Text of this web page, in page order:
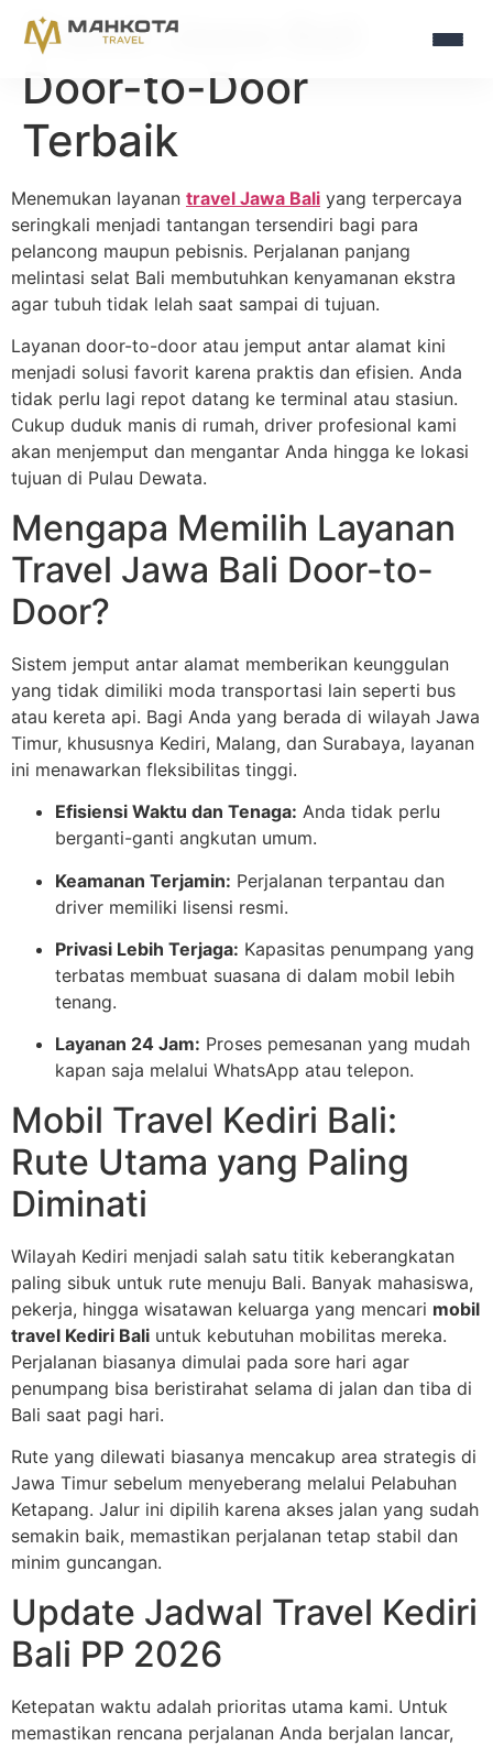
Travel Jawa Bali
Door-to-Door
Terbaik
Menemukan layanan travel Jawa Bali yang terpercaya
seringkali menjadi tantangan tersendiri bagi para
pelancong maupun pebisnis. Perjalanan panjang
melintasi selat Bali membutuhkan kenyamanan ekstra
agar tubuh tidak lelah saat sampai di tujuan.
Layanan door-to-door atau jemput antar alamat kini
menjadi solusi favorit karena praktis dan efisien. Anda
tidak perlu lagi repot datang ke terminal atau stasiun.
Cukup duduk manis di rumah, driver profesional kami
akan menjemput dan mengantar Anda hingga ke lokasi
tujuan di Pulau Dewata.
Mengapa Memilih Layanan
Travel Jawa Bali Door-to-
Door?
Sistem jemput antar alamat memberikan keunggulan
yang tidak dimiliki moda transportasi lain seperti bus
atau kereta api. Bagi Anda yang berada di wilayah Jawa
Timur, khususnya Kediri, Malang, dan Surabaya, layanan
ini menawarkan fleksibilitas tinggi.
Efisiensi Waktu dan Tenaga: Anda tidak perlu
berganti-ganti angkutan umum.
Keamanan Terjamin: Perjalanan terpantau dan
driver memiliki lisensi resmi.
Privasi Lebih Terjaga: Kapasitas penumpang yang
terbatas membuat suasana di dalam mobil lebih
tenang.
Layanan 24 Jam: Proses pemesanan yang mudah
kapan saja melalui WhatsApp atau telepon.
Mobil Travel Kediri Bali:
Rute Utama yang Paling
Diminati
Wilayah Kediri menjadi salah satu titik keberangkatan
paling sibuk untuk rute menuju Bali. Banyak mahasiswa,
pekerja, hingga wisatawan keluarga yang mencari mobil
travel Kediri Bali untuk kebutuhan mobilitas mereka.
Perjalanan biasanya dimulai pada sore hari agar
penumpang bisa beristirahat selama di jalan dan tiba di
Bali saat pagi hari.
Rute yang dilewati biasanya mencakup area strategis di
Jawa Timur sebelum menyeberang melalui Pelabuhan
Ketapang. Jalur ini dipilih karena akses jalan yang sudah
semakin baik, memastikan perjalanan tetap stabil dan
minim guncangan.
Update Jadwal Travel Kediri
Bali PP 2026
Ketepatan waktu adalah prioritas utama kami. Untuk
memastikan rencana perjalanan Anda berjalan lancar,